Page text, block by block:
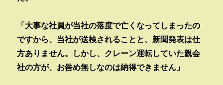
「大事な社員が当社の落度で亡くなってしまったの
ですから、当社が送検されることと、新聞発表は仕
方ありません。しかし、クレーン運転していた親会
社の方が、お咎め無しなのは納得できません」